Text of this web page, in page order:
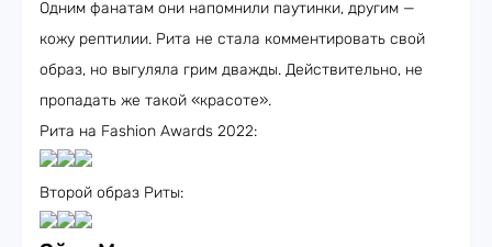
Одним фанатам они напомнили паутинки, другим —
кожу рептилии. Рита не стала комментировать свой
образ, но выгуляла грим дважды. Действительно, не
пропадать же такой «красоте».
Рита на Fashion Awards 2022:
Второй образ Риты: